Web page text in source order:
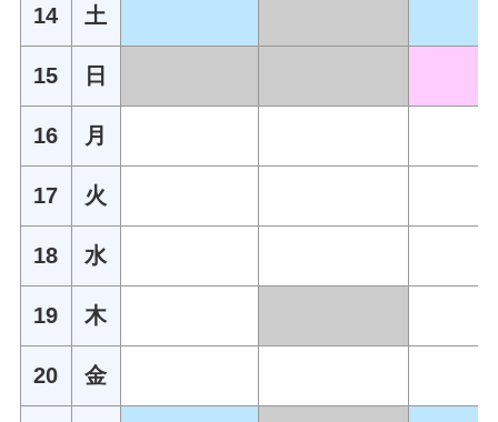
14 土
15 日
16 月
17 火
18 水
19 木
20 金